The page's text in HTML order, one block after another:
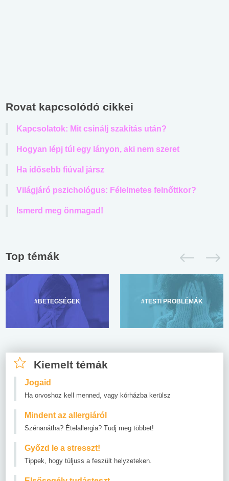
Rovat kapcsolódó cikkei
Kapcsolatok: Mit csinálj szakítás után?
Hogyan lépj túl egy lányon, aki nem szeret
Ha idősebb fiúval jársz
Világjáró pszichológus: Félelmetes felnőttkor?
Ismerd meg önmagad!
Top témák
#BETEGSÉGEK #TESTI PROBLÉMÁK
Kiemelt témák
Jogaid
Ha orvoshoz kell menned, vagy kórházba kerülsz
Mindent az allergiáról
Szénanátha? Ételallergia? Tudj meg többet!
Győzd le a stresszt!
Tippek, hogy túljuss a feszült helyzeteken.